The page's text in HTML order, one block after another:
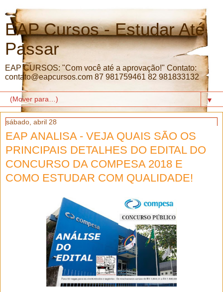
EAP Cursos - Estudar Até
Passar
EAP CURSOS: "Com você até a aprovação!" Contato:
contato@eapcursos.com 87 981759461 82 981833132
▼
sábado, abril 28
EAP ANALISA - VEJA QUAIS SÃO OS
PRINCIPAIS DETALHES DO EDITAL DO
CONCURSO DA COMPESA 2018 E
COMO ESTUDAR COM QUALIDADE!